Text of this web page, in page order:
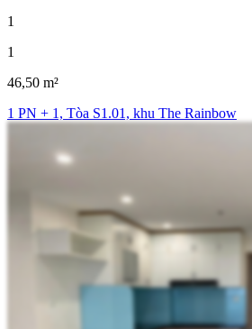
1
1
46,50 m²
1 PN + 1, Tòa S1.01, khu The Rainbow